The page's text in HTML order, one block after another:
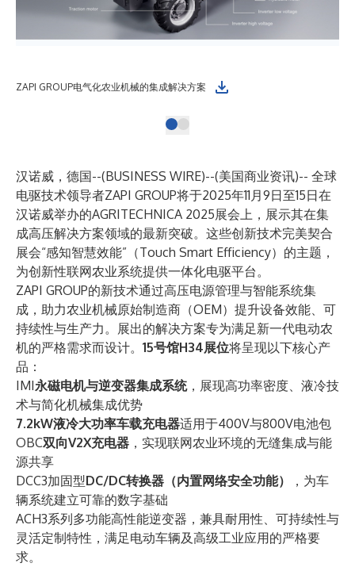
ZAPI GROUP电气化农业机械的集成解决方案
汉诺威，德国--(BUSINESS WIRE)--(美国商业资讯)-- 全球
电驱技术领导者ZAPI GROUP将于2025年11月9日至15日在
汉诺威举办的AGRITECHNICA 2025展会上，展示其在集
成高压解决方案领域的最新突破。这些创新技术完美契合
展会“感知智慧效能”（Touch Smart Efficiency）的主题，
为创新性联网农业系统提供一体化电驱平台。
ZAPI GROUP的新技术通过高压电源管理与智能系统集
成，助力农业机械原始制造商（OEM）提升设备效能、可
持续性与生产力。展出的解决方案专为满足新一代电动农
机的严格需求而设计。 15号馆H34展位将呈现以下核心产
品：
IMI永磁电机与逆变器集成系统，展现高功率密度、液冷技
术与简化机械集成优势
7.2kW液冷大功率车载充电器适用于400V与800V电池包
OBC双向V2X充电器 ，实现联网农业环境的无缝集成与能
源共享
DCC3加固型DC/DC转换器（内置网络安全功能）
，为车
辆系统建立可靠的数字基础
ACH3系列多功能高性能逆变器，兼具耐用性、可持续性与
灵活定制特性，满足电动车辆及高级工业应用的严格要
求。